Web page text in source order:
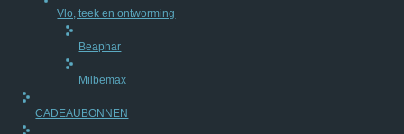
Vlo, teek en ontworming
Beaphar
Milbemax
CADEAUBONNEN